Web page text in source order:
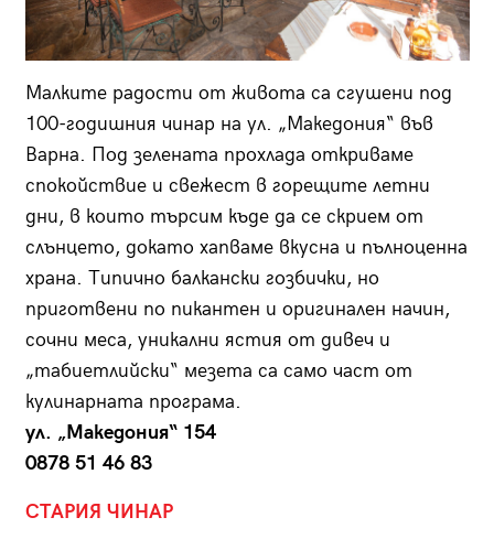
Малките радости от живота са сгушени под
100-годишния чинар на ул. „Македония“ във
Варна. Под зелената прохлада откриваме
спокойствие и свежест в горещите летни
дни, в които търсим къде да се скрием от
слънцето, докато хапваме вкусна и пълноценна
храна. Типично балкански гозбички, но
приготвени по пикантен и оригинален начин,
сочни меса, уникални ястия от дивеч и
„табиетлийски“ мезета са само част от
кулинарната програма.
ул. „Македония“ 154
0878 51 46 83
СТАРИЯ ЧИНАР